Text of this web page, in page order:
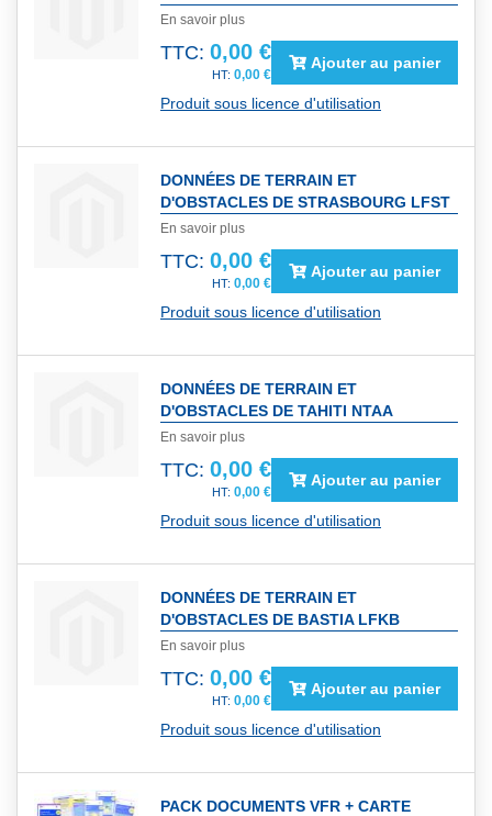
En savoir plus
TTC: 0,00 €
0,00 €
Ajouter au panier
Produit sous licence d'utilisation
DONNÉES DE TERRAIN ET
D'OBSTACLES DE STRASBOURG LFST
En savoir plus
TTC: 0,00 €
0,00 €
Ajouter au panier
Produit sous licence d'utilisation
DONNÉES DE TERRAIN ET
D'OBSTACLES DE TAHITI NTAA
En savoir plus
TTC: 0,00 €
0,00 €
Ajouter au panier
Produit sous licence d'utilisation
DONNÉES DE TERRAIN ET
D'OBSTACLES DE BASTIA LFKB
En savoir plus
TTC: 0,00 €
0,00 €
Ajouter au panier
Produit sous licence d'utilisation
PACK DOCUMENTS VFR + CARTE